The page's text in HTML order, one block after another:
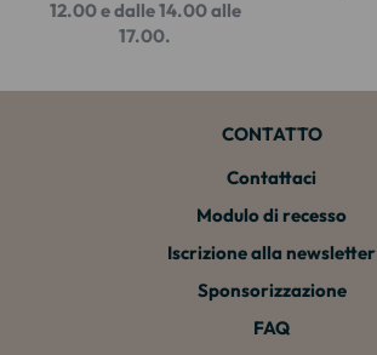
12.00 e dalle 14.00 alle
17.00.
CONTATTO
Contattaci
Modulo di recesso
Iscrizione alla newsletter
Sponsorizzazione
FAQ